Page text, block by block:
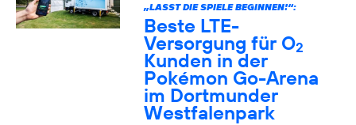
„LASST DIE SPIELE BEGINNEN!“:
Beste LTE-
Versorgung für O2
Kunden in der
Pokémon Go-Arena
im Dortmunder
Westfalenpark